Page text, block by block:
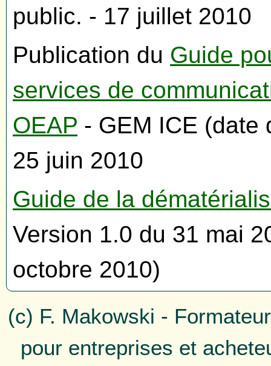
public. - 17 juillet 2010
Publication du Guide
services de
OEAP - GEM ICE (date
25 juin 2010
Guide de la
Version 1.0 du 31 mai
octobre 2010)
(c) F. Makowski -
pour entreprises et